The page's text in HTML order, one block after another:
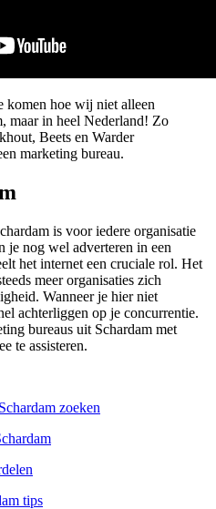
komen hoe wij niet alleen
maar in heel Nederland! Zo
Beets en Warder
marketing bureau.
is voor iedere organisatie
je nog wel adverteren in een
het internet een cruciale rol. Het
meer organisaties zich
Wanneer je hier niet
achterliggen op je concurrentie.
bureaus uit Schardam met
te assisteren.
zoeken
tips